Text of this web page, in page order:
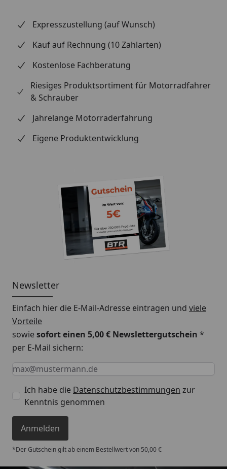
Expresszustellung (auf Wunsch)
Kauf auf Rechnung (10 Zahlarten)
Kostenlose Fachberatung
Riesiges Produktsortiment für Motorradfahrer
& Schrauber
Jahrelange Motorraderfahrung
Eigene Produktentwicklung
Newsletter
Einfach hier die E-Mail-Adresse eintragen und viele
Vorteile
sowiesofort einen 5,00 € Newslettergutschein *
per E-Mail sichern:
Keine Eingabe erforderlich
Eingabe erforderlich
E-Mail *
Ich habe die Datenschutzbestimmungen zur
Kenntnis genommen
Anmelden
*Der Gutschein gilt ab einem Bestellwert von 50,00 €